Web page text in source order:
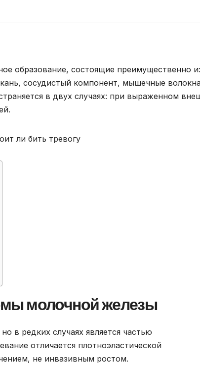
образование, состоящие преимущественно
сосудистый компонент, мышечные
в двух случаях: при выраженном
молочной железы
в редких случаях является частью
отличается плотноэластической
не инвазивным ростом.